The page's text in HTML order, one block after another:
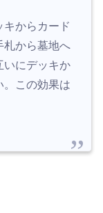
からカード
札から墓地へ
いにデッキか
。この効果は